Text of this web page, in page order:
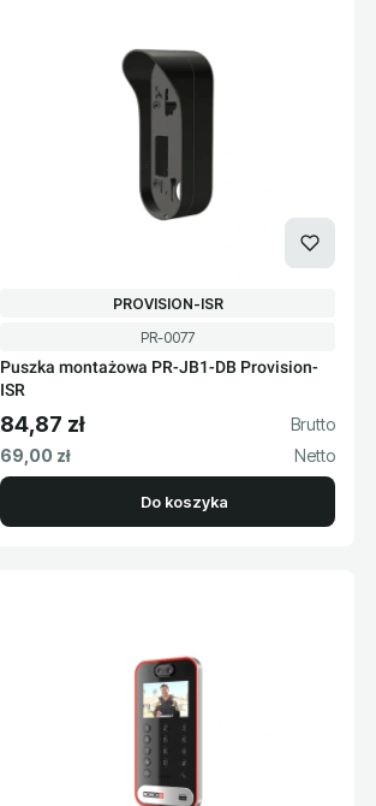
Kod produktu
PR-0077
Puszka montażowa PR-JB1-DB Provision-
ISR
PRODUCENT
PROVISION-ISR
Cena brutto
84,87 zł
Cena netto
69,00 zł
Do koszyka